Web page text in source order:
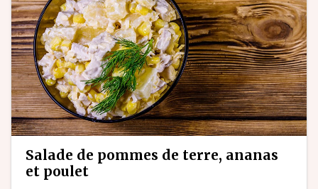
salade de pommes de terre, ananas
et poulet